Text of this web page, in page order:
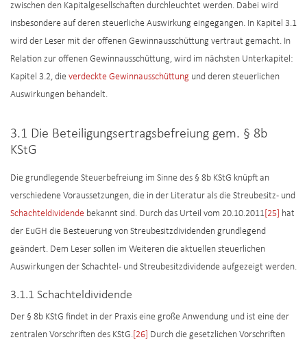
zwischen den Kapitalgesellschaften durchleuchtet werden. Dabei wird
insbesondere auf deren steuerliche Auswirkung eingegangen. In Kapitel 3.1
wird der Leser mit der offenen Gewinnausschüttung vertraut gemacht. In
Relation zur offenen Gewinnausschüttung, wird im nächsten Unterkapitel:
Kapitel 3.2, die verdeckte Gewinnausschüttung und deren steuerlichen
Auswirkungen behandelt.
3.1 Die Beteiligungsertragsbefreiung gem. § 8b
KStG
Die grundlegende Steuerbefreiung im Sinne des § 8b KStG knüpft an
verschiedene Voraussetzungen, die in der Literatur als die Streubesitz- und
Schachteldividende bekannt sind. Durch das Urteil vom 20.10.2011 [25] hat
der EuGH die Besteuerung von Streubesitzdividenden grundlegend
geändert. Dem Leser sollen im Weiteren die aktuellen steuerlichen
Auswirkungen der Schachtel- und Streubesitzdividende aufgezeigt werden.
3.1.1 Schachteldividende
Der § 8b KStG findet in der Praxis eine große Anwendung und ist eine der
zentralen Vorschriften des KStG. [26] Durch die gesetzlichen Vorschriften